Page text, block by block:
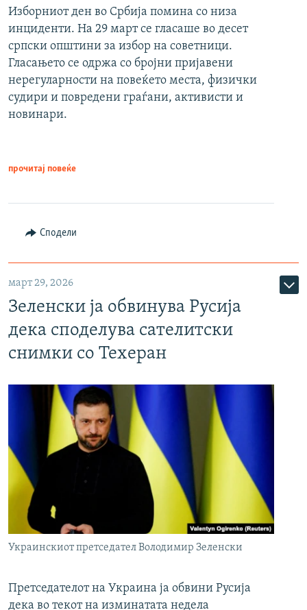
Изборниот ден во Србија помина со низа
инциденти. На 29 март се гласаше во десет
српски општини за избор на советници.
Гласањето се одржа со бројни пријавени
нерегуларности на повеќето места, физички
судири и повредени граѓани, активисти и
новинари.
прочитај повеќе
Сподели
март 29, 2026
Зеленски ја обвинува Русија
дека споделува сателитски
снимки со Техеран
Украинскиот претседател Володимир Зеленски
Претседателот на Украина ја обвини Русија
дека во текот на изминатата недела